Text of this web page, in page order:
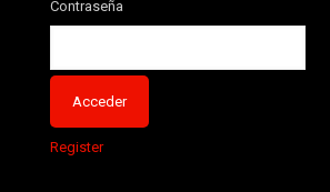
Contraseña
Register